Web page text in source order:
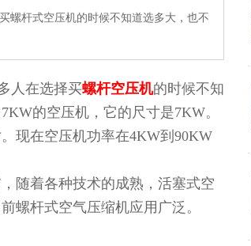
螺杆式空压机的时候不知道选多大，也不
人在选择买螺杆空压机的时候不知
的空压机，它的尺寸是7KW。
现在空压机功率在4KW到90KW
随着各种技术的成熟，活塞式空
螺杆式空气压缩机应用广泛。